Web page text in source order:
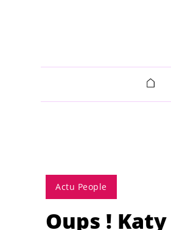
Actu People
Oups !